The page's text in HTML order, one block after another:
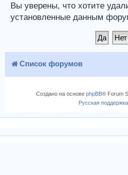
Вы уверены, что хотите
установленные данным
Список форумов
Создано на основе phpBB® Forum
Русская